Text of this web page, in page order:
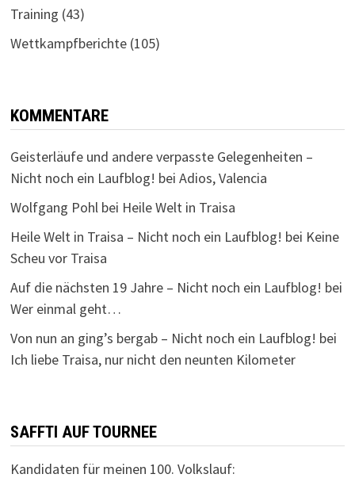
Training (43)
Wettkampfberichte(105)
KOMMENTARE
Geisterläufe und andere verpasste Gelegenheiten –
Nicht noch ein Laufblog! bei Adios, Valencia
Wolfgang Pohl bei Heile Welt in Traisa
Heile Welt in Traisa – Nicht noch ein Laufblog! bei Keine
Scheu vor Traisa
Auf die nächsten 19 Jahre – Nicht noch ein Laufblog! bei
Wer einmal geht…
Von nun an ging’s bergab – Nicht noch ein Laufblog! bei
Ich liebe Traisa, nur nicht den neunten Kilometer
SAFFTI AUF TOURNEE
Kandidaten für meinen 100. Volkslauf: